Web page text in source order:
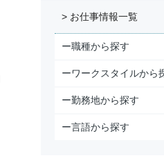
> お仕事情報一覧
ー職種から探す
ーワークスタイルから
ー勤務地から探す
ー言語から探す